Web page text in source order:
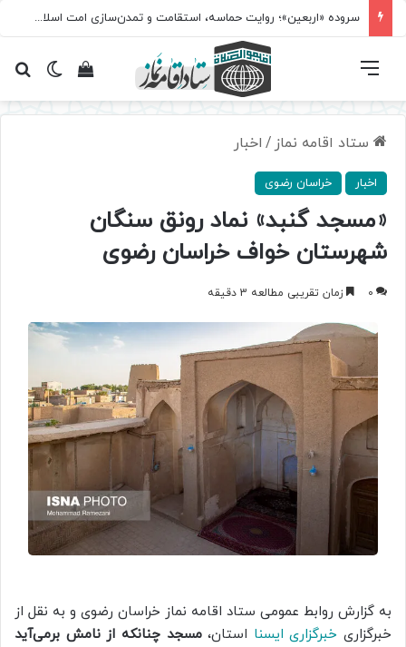
سروده‌ «اربعین»؛ روایت حماسه، استقامت و تمدن‌سازی امت اسلامی
تغییرمشاهده فهرست
ستاد اقامه نماز / اخبار
اخبار خراسان رضوی
«مسجد گنبد» نماد رونق سنگان
شهرستان خواف خراسان رضوی
0 زمان تقریبی مطالعه 3 دقیقه
به گزارش روابط عمومی ستاد اقامه نماز خراسان رضوی و به نقل از
خبرگزاری خبرگزاری ایسنا استان،مسجد چنانکه از نامش برمی‌آید